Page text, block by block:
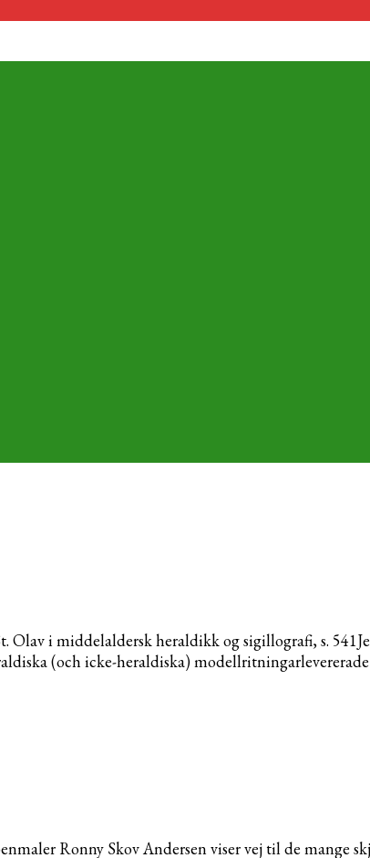
i middelaldersk heraldikk og sigillografi, s.
(och icke-heraldiska)
Ronny Skov Andersen viser vej til de mange